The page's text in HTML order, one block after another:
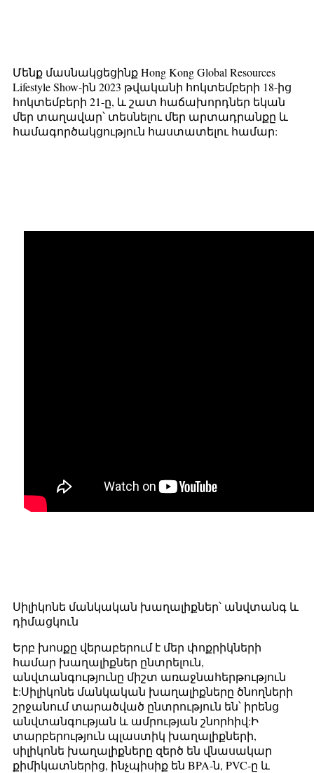
Մենք մասնակցեցինք Hong Kong Global Resources
Lifestyle Show-ին 2023 թվականի հոկտեմբերի 18-ից
հոկտեմբերի 21-ը, և շատ հաճախորդներ եկան
մեր տաղավար՝ տեսնելու մեր արտադրանքը և
համագործակցություն հաստատելու համար:
Սիլիկոնե մանկական խաղալիքներ՝ անվտանգ և
դիմացկուն
Երբ խոսքը վերաբերում է մեր փոքրիկների
համար խաղալիքներ ընտրելուն,
անվտանգությունը միշտ առաջնահերթություն
է:Սիլիկոնե մանկական խաղալիքները ծնողների
շրջանում տարածված ընտրություն են՝ իրենց
անվտանգության և ամրության շնորհիվ:Ի
տարբերություն պլաստիկ խաղալիքների,
սիլիկոնե խաղալիքները զերծ են վնասակար
քիմիկատներից, ինչպիսիք են BPA-ն, PVC-ը և